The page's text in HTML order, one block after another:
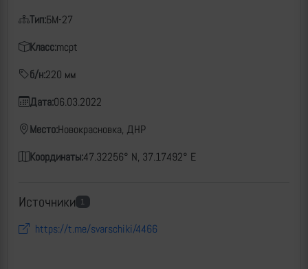
Тип:БМ-27
Класс:mcpt
б/н:220 мм
Дата:06.03.2022
Место:Новокрасновка, ДНР
Координаты:47.32256° N, 37.17492° E
Источники 1
https://t.me/svarschiki/4466